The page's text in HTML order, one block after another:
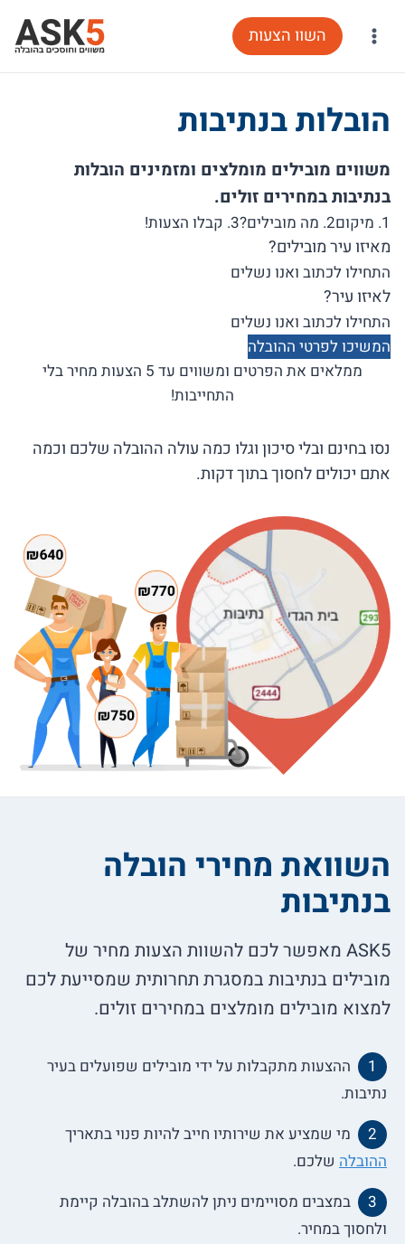
השוו הצעות
הובלות בנתיבות
משווים מובילים מומלצים ומזמינים הובלות
בנתיבות במחירים זולים.
1. מיקום 2. מה מובילים? 3. קבלו הצעות!
מאיזו עיר מובילים?
לאיזו עיר?
המשיכו לפרטי ההובלה
ממלאים את הפרטים ומשווים עד 5 הצעות מחיר בלי
התחייבות!
נסו בחינם ובלי סיכון וגלו כמה עולה ההובלה שלכם וכמה
אתם יכולים לחסוך בתוך דקות.
השוואת מחירי הובלה
בנתיבות
ASK5 מאפשר לכם להשוות הצעות מחיר של
מובילים בנתיבות במסגרת תחרותית שמסייעת לכם
למצוא מובילים מומלצים במחירים זולים.
ההצעות מתקבלות על ידי מובילים שפועלים בעיר
נתיבות.
מי שמציע את שירותיו חייב להיות פנוי בתאריך
ההובלה שלכם.
במצבים מסויימים ניתן להשתלב בהובלה קיימת
ולחסוך במחיר.